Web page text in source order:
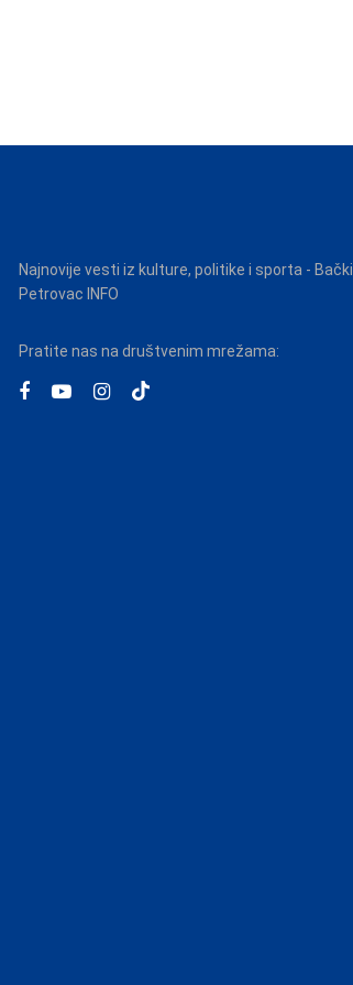
Najnovije vesti iz kulture, politike i sporta - Bački
Petrovac INFO
Pratite nas na društvenim mrežama: